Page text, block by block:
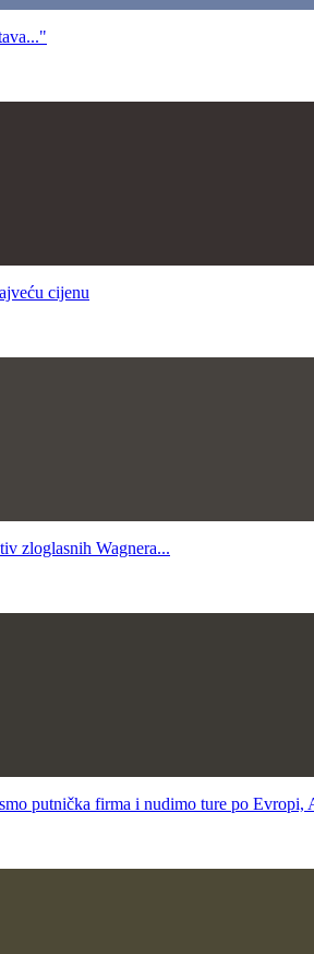
cijenu
zloglasnih Wagnera...
putnička firma i nudimo ture po Evropi,